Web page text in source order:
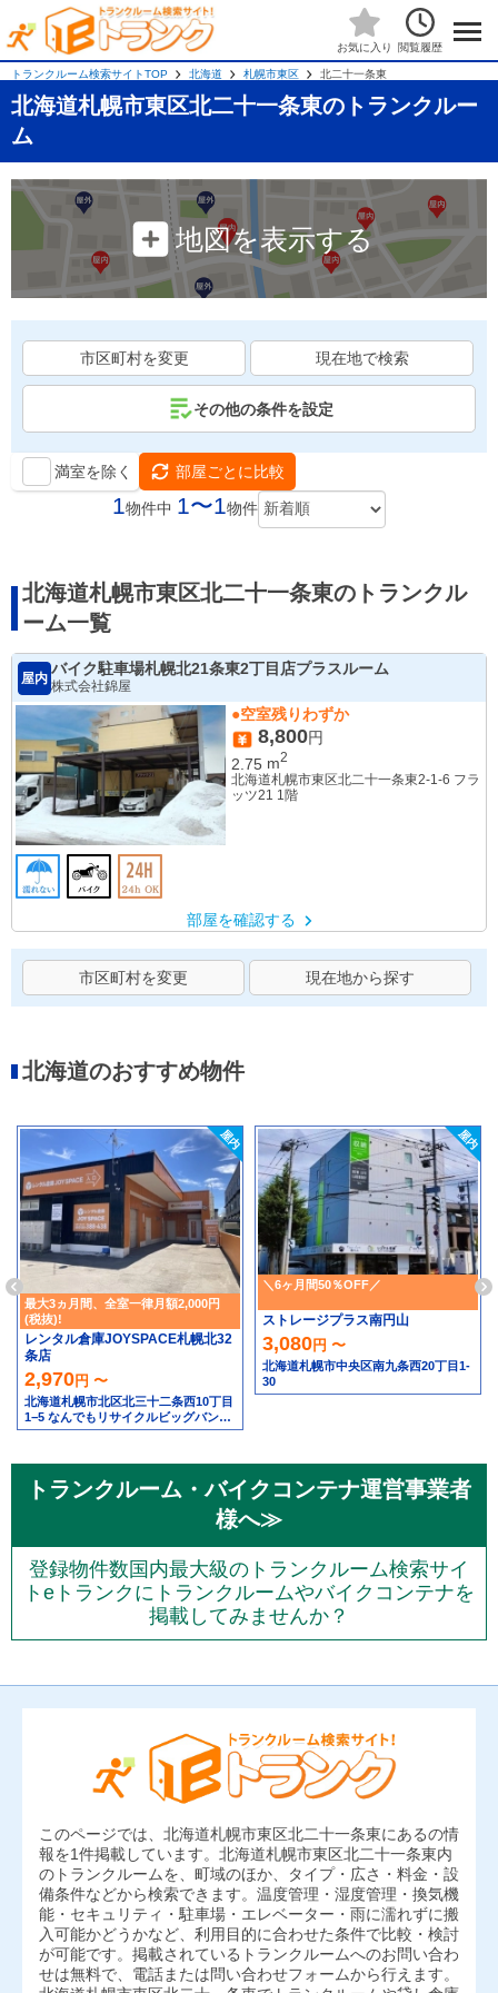
お気に入り 閲覧履歴
トランクルーム検索サイトTOP 北海道 札幌市東区 北二十一条東
北海道札幌市東区北二十一条東のトランクルー
ム
地図を表示する
市区町村を変更 現在地で検索
その他の条件を設定
満室を除く 部屋ごとに比較
1物件中 1〜1物件
北海道札幌市東区北二十一条東のトランクル
ーム一覧
屋内
バイク駐車場札幌北21条東2丁目店プラスルーム
株式会社錦屋
●空室残りわずか
8,800円
2.75 m2
北海道札幌市東区北二十一条東2-1-6 フラ
ッツ21 1階
部屋を確認する
市区町村を変更 現在地から探す
北海道のおすすめ物件
最大3ヵ月間、全室一律月額2,000円
(税抜)!
レンタル倉庫JOYSPACE札幌北32
条店
2,970円 〜
北海道札幌市北区北三十二条西10丁目
1−5 なんでもリサイクルビッグバン工
具館＆釣り具館 札幌北32条店隣
＼6ヶ月間50％OFF／
ストレージプラス南円山
3,080円 〜
北海道札幌市中央区南九条西20丁目1-
30
トランクルーム・バイクコンテナ運営事業者
様へ≫
登録物件数国内最大級のトランクルーム検索サイ
トeトランクにトランクルームやバイクコンテナを
掲載してみませんか？
このページでは、北海道札幌市東区北二十一条東にあるの情
報を1件掲載しています。北海道札幌市東区北二十一条東内
のトランクルームを、町域のほか、タイプ・広さ・料金・設
備条件などから検索できます。温度管理・湿度管理・換気機
能・セキュリティ・駐車場・エレベーター・雨に濡れずに搬
入可能かどうかなど、利用目的に合わせた条件で比較・検討
が可能です。掲載されているトランクルームへのお問い合わ
せは無料で、電話または問い合わせフォームから行えます。